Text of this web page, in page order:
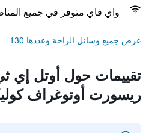
واي فاي متوفر في جميع
عرض جميع وسائل الراحة وعددها 130
تقييمات حول أوتل إي
ريسورت أوتوغراف